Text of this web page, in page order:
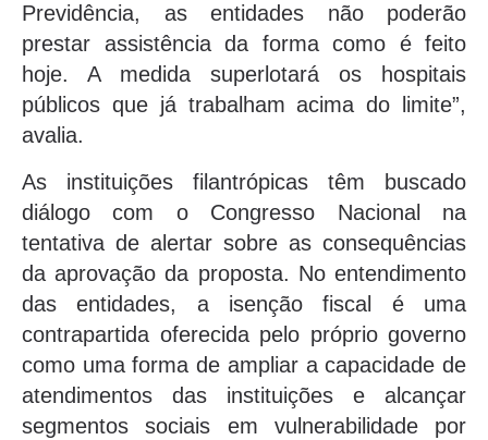
Previdência, as entidades não poderão
prestar assistência da forma como é feito
hoje. A medida superlotará os hospitais
públicos que já trabalham acima do limite”,
avalia.
As instituições filantrópicas têm buscado
diálogo com o Congresso Nacional na
tentativa de alertar sobre as consequências
da aprovação da proposta. No entendimento
das entidades, a isenção fiscal é uma
contrapartida oferecida pelo próprio governo
como uma forma de ampliar a capacidade de
atendimentos das instituições e alcançar
segmentos sociais em vulnerabilidade por